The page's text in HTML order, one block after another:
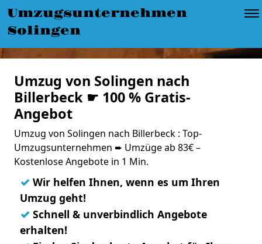
Umzugsunternehmen
Solingen
Umzug von Solingen nach
Billerbeck ☛ 100 % Gratis-
Angebot
Umzug von Solingen nach Billerbeck : Top-
Umzugsunternehmen ➨ Umzüge ab 83€ –
Kostenlose Angebote in 1 Min.
✓ Wir helfen Ihnen, wenn es um Ihren
Umzug geht!
✓ Schnell & unverbindlich Angebote
erhalten!